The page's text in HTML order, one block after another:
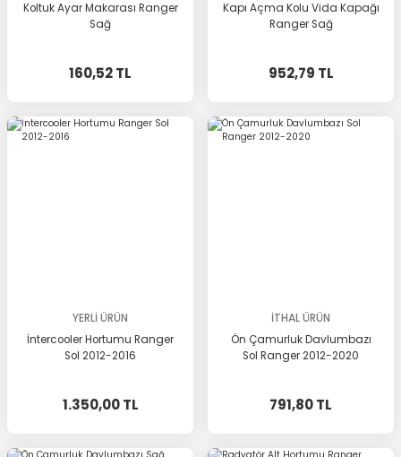
Koltuk Ayar Makarası Ranger
Sağ
160,52 TL
Kapı Açma Kolu Vida Kapağı
Ranger Sağ
952,79 TL
YERLİ ÜRÜN
İntercooler Hortumu Ranger
Sol 2012-2016
1.350,00 TL
İTHAL ÜRÜN
Ön Çamurluk Davlumbazı
Sol Ranger 2012-2020
791,80 TL